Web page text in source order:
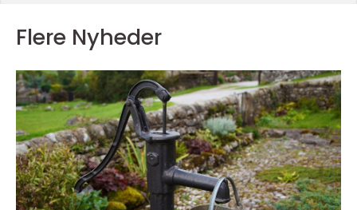
Flere Nyheder